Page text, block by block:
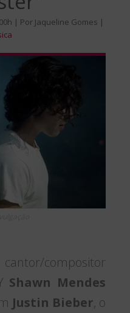
| Por Jaqueline Gomes |
compositor
Shawn Mendes
Justin Bieber, o